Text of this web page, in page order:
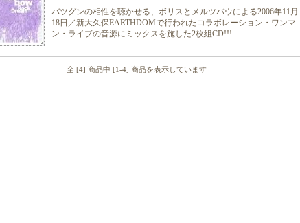
バツグンの相性を聴かせる、ボリスとメルツバウによる2006年11月
18日／新大久保EARTHDOMで行われたコラボレーション・ワンマ
ン・ライブの音源にミックスを施した2枚組CD!!!
全 [4] 商品中 [1-4] 商品を表示しています